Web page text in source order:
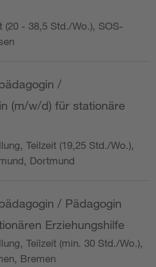
(20 - 38,5 Std./Wo.), SOS-
/
(m/w/d) für stationäre
Teilzeit (19,25 Std./Wo.),
Dortmund
/ Pädagogin
Erziehungshilfe
Teilzeit (min. 30 Std./Wo.),
Bremen